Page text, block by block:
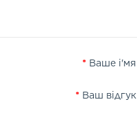
Ваше і'мя
Ваш відгук